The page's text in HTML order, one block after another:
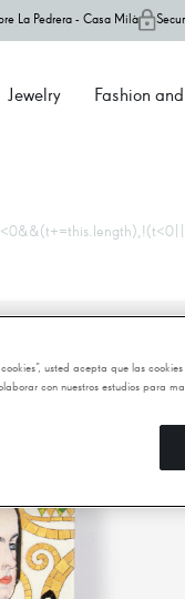
La Pedrera - Casa Milà
Jewelry Fashion
usted acepta que las
con nuestros estudios para